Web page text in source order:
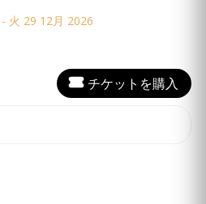
火 29 12月 2026
チケットを購入